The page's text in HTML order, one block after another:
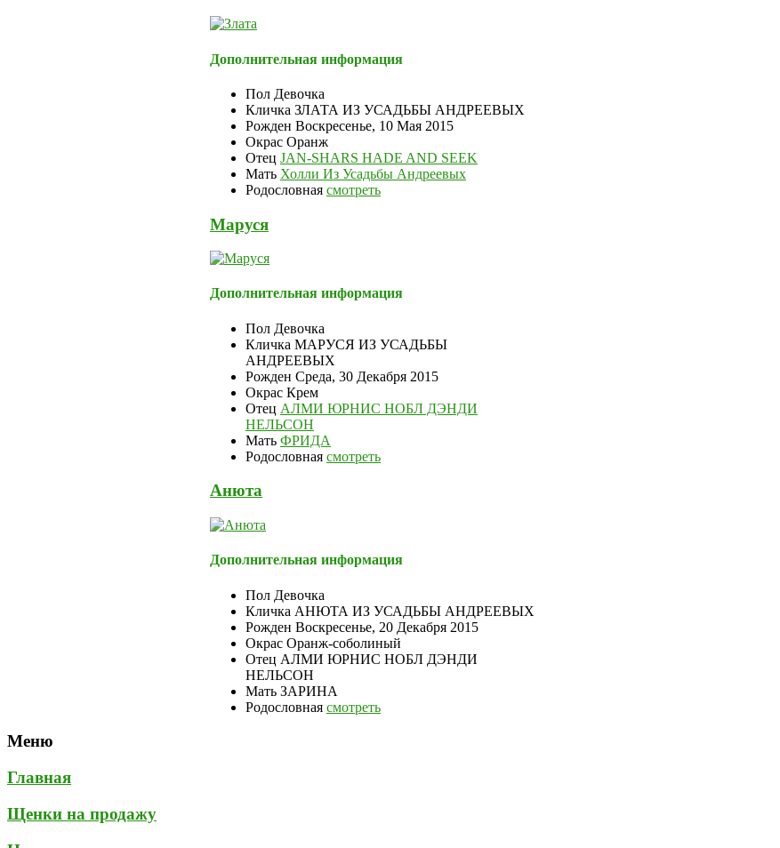
Дополнительная информация
Пол Девочка
Кличка ЗЛАТА ИЗ УСАДЬБЫ АНДРЕЕВЫХ
Рожден Воскресенье, 10 Мая 2015
Окрас Оранж
Отец JAN-SHARS HADE AND SEEK
Мать Холли Из Усадьбы Андреевых
Родословная смотреть
Маруся
Дополнительная информация
Пол Девочка
Кличка МАРУСЯ ИЗ УСАДЬБЫ
АНДРЕЕВЫХ
Рожден Среда, 30 Декабря 2015
Окрас Крем
Отец АЛМИ ЮРНИС НОБЛ ДЭНДИ
НЕЛЬСОН
Мать ФРИДА
Родословная смотреть
Анюта
Дополнительная информация
Пол Девочка
Кличка АНЮТА ИЗ УСАДЬБЫ АНДРЕЕВЫХ
Рожден Воскресенье, 20 Декабря 2015
Окрас Оранж-соболиный
Отец АЛМИ ЮРНИС НОБЛ ДЭНДИ
НЕЛЬСОН
Мать ЗАРИНА
Родословная смотреть
Меню
Главная
Щенки на продажу